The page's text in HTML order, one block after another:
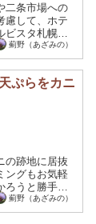
二条市場への
慮して、ホテ
スタ札幌は
であり、そ
薊野（あざみの）
ぷらをカニ
の跡地に居抜
ングもお気軽
うと勝手に
、しっかり
薊野（あざみの）